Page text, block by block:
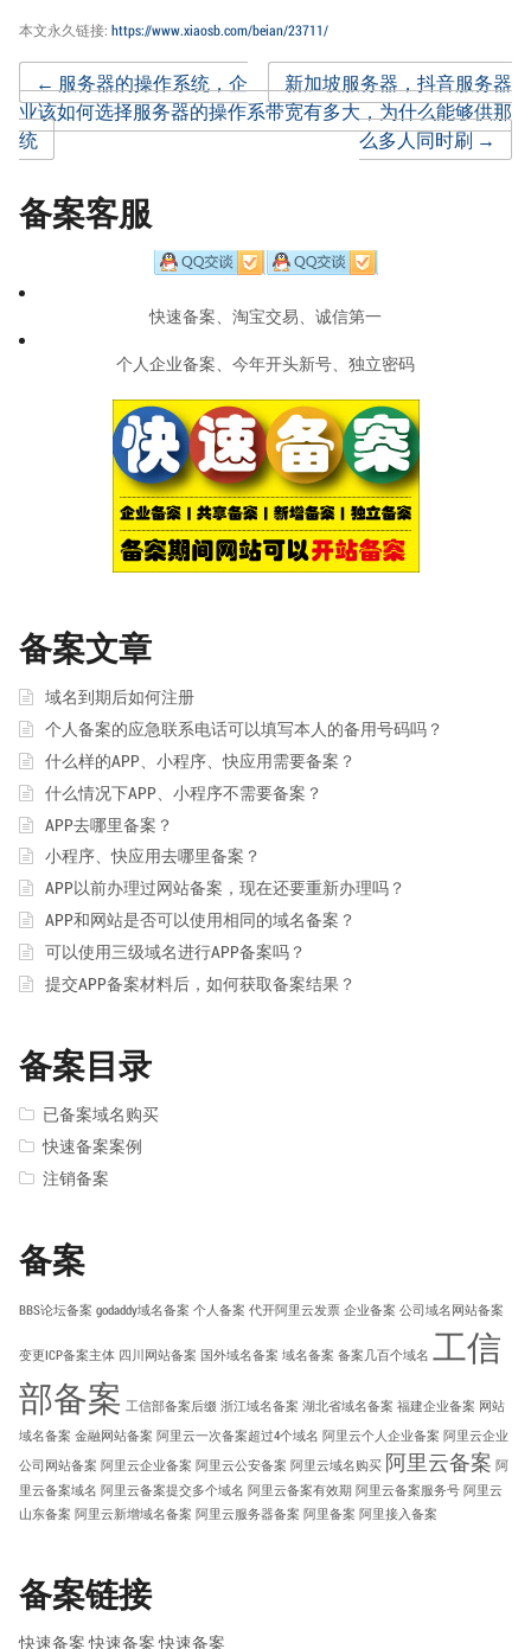
本文永久链接: https://www.xiaosb.com/beian/23711/
Post
navigation
← 服务器的操作系统，企
业该如何选择服务器的操作系
统
新加坡服务器，抖音服务器
带宽有多大，为什么能够供那
么多人同时刷→
备案客服
快速备案、淘宝交易、诚信第一
个人企业备案、今年开头新号、独立密码
备案文章
域名到期后如何注册
个人备案的应急联系电话可以填写本人的备用号码吗？
什么样的APP、小程序、快应用需要备案？
什么情况下APP、小程序不需要备案？
APP去哪里备案？
小程序、快应用去哪里备案？
APP以前办理过网站备案，现在还要重新办理吗？
APP和网站是否可以使用相同的域名备案？
可以使用三级域名进行APP备案吗？
提交APP备案材料后，如何获取备案结果？
备案目录
已备案域名购买
快速备案案例
注销备案
备案
BBS论坛备案 godaddy域名备案 个人备案 代开阿里云发票 企业备案 公司域名网站备案
变更ICP备案主体 四川网站备案 国外域名备案 域名备案 备案几百个域名 工信
部备案 工信部备案后缀 浙江域名备案 湖北省域名备案 福建企业备案 网站
域名备案 金融网站备案 阿里云一次备案超过4个域名 阿里云个人企业备案 阿里云企业
公司网站备案 阿里云企业备案 阿里云公安备案 阿里云域名购买 阿里云备案 阿
里云备案域名 阿里云备案提交多个域名 阿里云备案有效期 阿里云备案服务号 阿里云
山东备案 阿里云新增域名备案 阿里云服务器备案 阿里备案 阿里接入备案
备案链接
快速备案 快速备案 快速备案